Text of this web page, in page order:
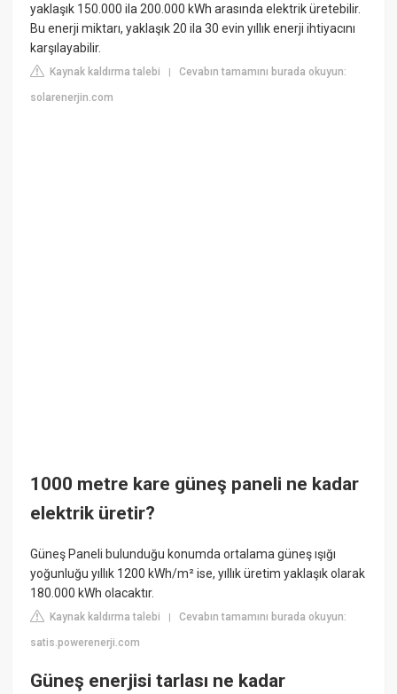
yaklaşık 150.000 ila 200.000 kWh arasında elektrik üretebilir.
Bu enerji miktarı, yaklaşık 20 ila 30 evin yıllık enerji ihtiyacını
karşılayabilir.
Kaynak kaldırma talebi |Cevabın tamamını burada okuyun:
solarenerjin.com
1000 metre kare güneş paneli ne kadar
elektrik üretir?
Güneş Paneli bulunduğu konumda ortalama güneş ışığı
yoğunluğu yıllık 1200 kWh/m² ise, yıllık üretim yaklaşık olarak
180.000 kWh olacaktır.
Kaynak kaldırma talebi |Cevabın tamamını burada okuyun:
satis.powerenerji.com
Güneş enerjisi tarlası ne kadar